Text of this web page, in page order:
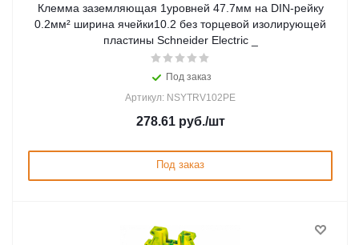
Клемма заземляющая 1уровней 47.7мм на DIN-рейку
0.2мм² ширина ячейки10.2 без торцевой изолирующей
пластины Schneider Electric _
Под заказ
Артикул: NSYTRV102PE
278.61руб./шт
Под заказ